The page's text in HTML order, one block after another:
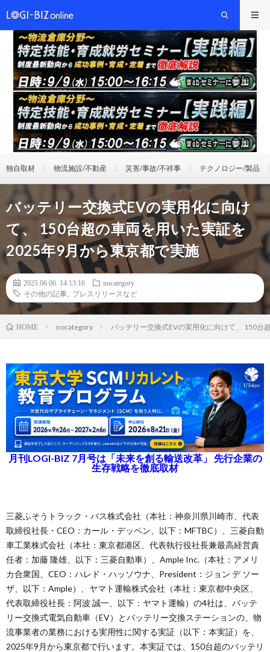
独自取材 物流施設/不動産 災害/事故/不祥事 テクノロジー/製品
バッテリー交換式EVの実用化に向け
て、 150台超の車両を用いた実証を
2025年9月から東京都で実施
2025.06.06 14:13:16
nocategory
その他の記事
プレスリリースなど
HOME nocategory バッテリー交換式EVの実用化に向けて、 150台
月刊LOGI-BIZ 7月号は「未来を創る輸送改革」 先行企業の
生存戦略を徹底取材
三菱ふそうトラック・バス株式会社（本社：神奈川県川崎市、代表
取締役社長・CEO：カール・デッペン、以下：MFTBC）、三菱自動
車工業株式会社（本社：東京都港区、代表執行役社長兼最高経営責
任者：加藤 隆雄、以下：三菱自動車）、Ample Inc.（本社：アメリ
カ合衆国、CEO：ハレド・ハッソウナ、President：ジョン デ ソー
ザ、以下：Ample）、ヤマト運輸株式会社（本社：東京都中央区、
代表取締役社長：阿波 誠一、以下：ヤマト運輸）の4社は、バッテ
リー交換式電気自動車（EV）とバッテリー交換ステーションの、物
流事業者の業務における実用性に関する実証（以下：本実証）を、
2025年9月から東京都で行います。本実証では、150台超のバッテリ